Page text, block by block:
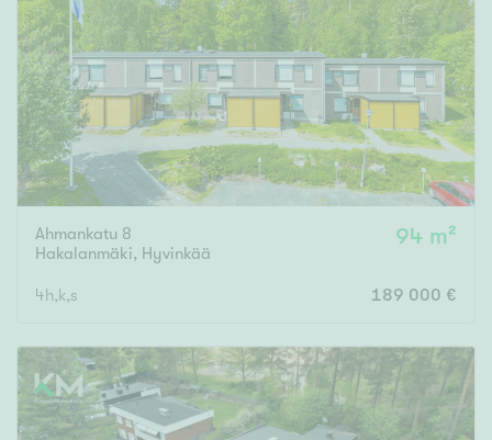
Ahmankatu 8
Hakalanmäki, Hyvinkää
94 m²
4h,k,s 189 000 €